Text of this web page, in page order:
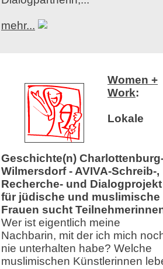
mehr...
Women +
Work:
Lokale
Geschichte(n)
Wilmersdorf - AVIVA-Schreib-,
Recherche- und Dialogprojekt
für jüdische und muslimische
Frauen sucht
Wer ist eigentlich meine
Nachbarin, mit der ich mich
nie unterhalten habe? Welche
muslimischen Künstlerinnen